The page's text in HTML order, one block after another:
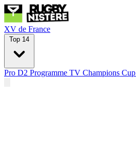
XV de France
Top 14
Pro D2 Programme TV Champions Cup